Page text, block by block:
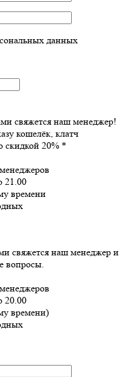
данных
свяжется наш менеджер!
кошелёк, клатч
скидкой 20% *
21.00
времени
свяжется наш менеджер и
вопросы.
20.00
времени)